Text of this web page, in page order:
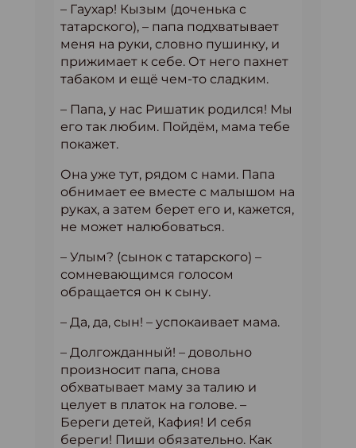
– Гаухар! Кызым (доченька с
татарского), – папа подхватывает
меня на руки, словно пушинку, и
прижимает к себе. От него пахнет
табаком и ещё чем-то сладким.
– Папа, у нас Ришатик родился! Мы
его так любим. Пойдём, мама тебе
покажет.
Она уже тут, рядом с нами. Папа
обнимает ее вместе с малышом на
руках, а затем берет его и, кажется,
не может налюбоваться.
– Улым? (сынок с татарского) –
сомневающимся голосом
обращается он к сыну.
– Да, да, сын! – успокаивает мама.
– Долгожданный! – довольно
произносит папа, снова
обхватывает маму за талию и
целует в платок на голове. –
Береги детей, Кафия! И себя
береги! Пиши обязательно. Как